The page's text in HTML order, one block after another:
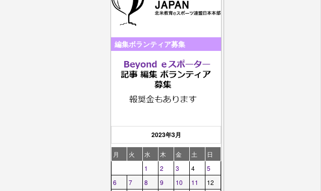
編集ボランティア募集
2023年3月
月 火 水 木 金 土
日
1
2 3 4
5
6
7 8 9 10 11
12